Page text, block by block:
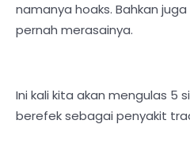
namanya hoaks. Bahkan
pernah merasainya.
Ini kali kita akan mengulas 5
berefek sebagai penyakit